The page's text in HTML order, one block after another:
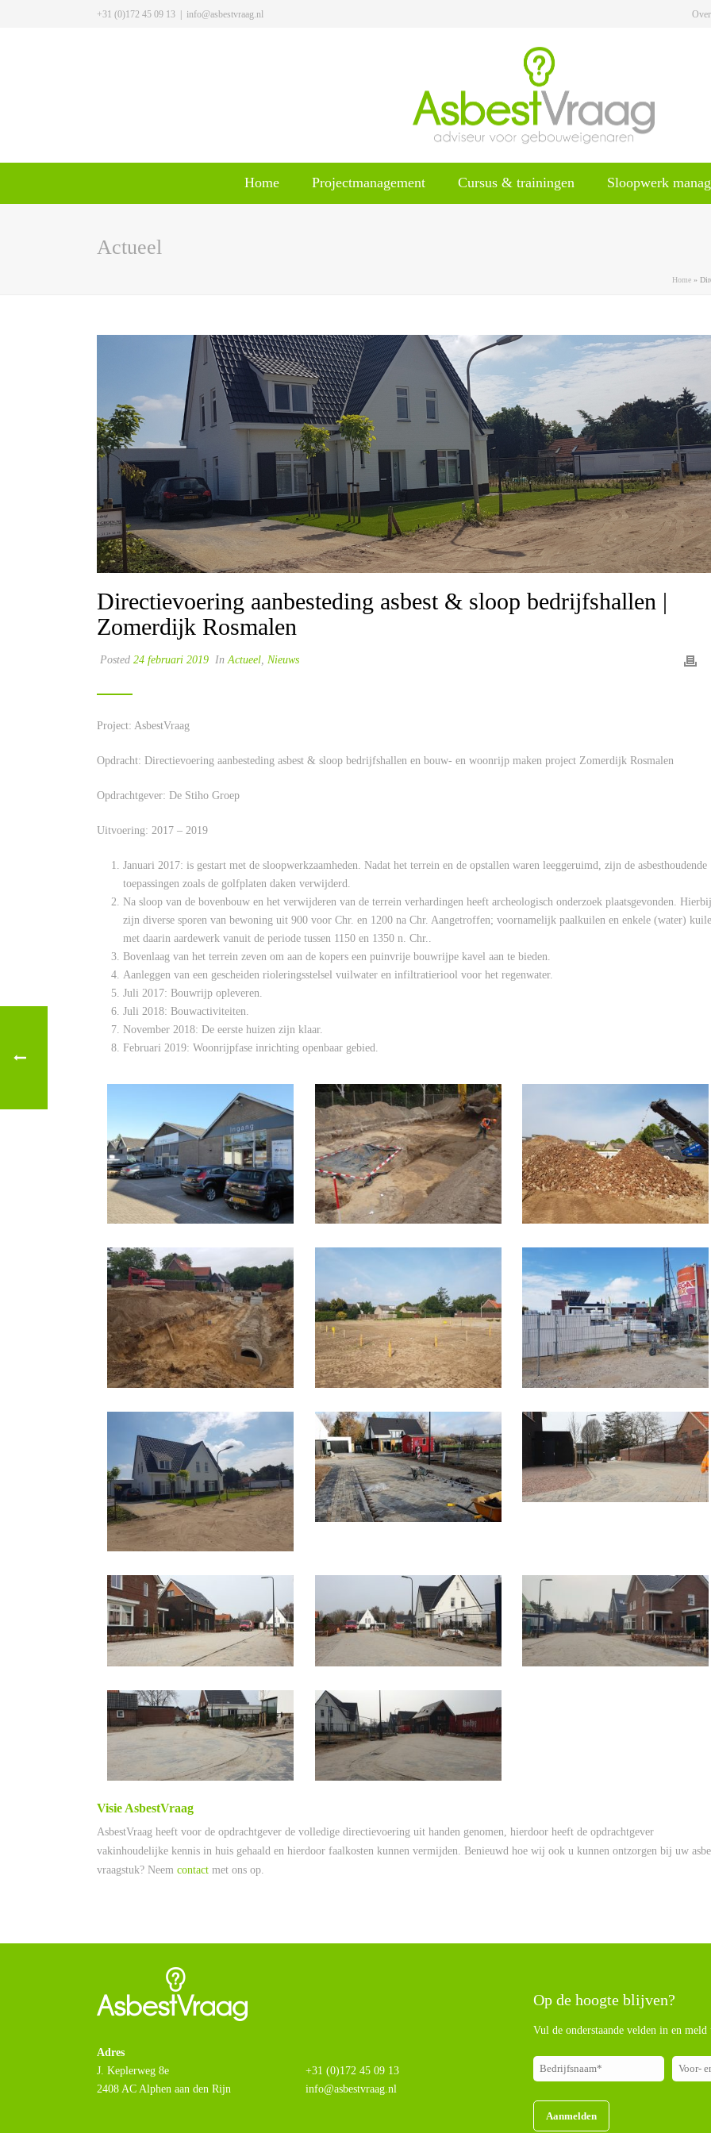
+31 (0)172 45 09 13 info@asbestvraag.nl
Home Projectmanagement Cursus & trainingen Sloopwerk
Actueel
Home »
Directievoering aanbesteding asbest & sloop bedrijfshallen |
Zomerdijk Rosmalen
Posted 24 februari 2019 InActueel, Nieuws
Project: AsbestVraag
Opdracht: Directievoering aanbesteding asbest & sloop bedrijfshallen en bouw- en woonrijp maken project Zomerdijk Rosmalen
Opdrachtgever: De Stiho Groep
Uitvoering: 2017 – 2019
Januari 2017: is gestart met de sloopwerkzaamheden. Nadat het terrein en de opstallen waren leeggeruimd, zijn de asbesthoudende
toepassingen zoals de golfplaten daken verwijderd.
Na sloop van de bovenbouw en het verwijderen van de terrein verhardingen heeft archeologisch onderzoek plaatsgevonden. Hierbij
zijn diverse sporen van bewoning uit 900 voor Chr. en 1200 na Chr. Aangetroffen; voornamelijk paalkuilen en enkele (water)
met daarin aardewerk vanuit de periode tussen 1150 en 1350 n. Chr..
Bovenlaag van het terrein zeven om aan de kopers een puinvrije bouwrijpe kavel aan te bieden.
Aanleggen van een gescheiden rioleringsstelsel vuilwater en infiltratieriool voor het regenwater.
Juli 2017: Bouwrijp opleveren.
Juli 2018: Bouwactiviteiten.
November 2018: De eerste huizen zijn klaar.
Februari 2019: Woonrijpfase inrichting openbaar gebied.
Visie AsbestVraag
AsbestVraag heeft voor de opdrachtgever de volledige directievoering uit handen genomen, hierdoor heeft de opdrachtgever
vakinhoudelijke kennis in huis gehaald en hierdoor faalkosten kunnen vermijden. Benieuwd hoe wij ook u kunnen ontzorgen bij uw
vraagstuk? Neem contact met ons op.
Adres
J. Keplerweg 8e
2408 AC Alphen aan den Rijn
+31 (0)172 45 09 13
info@asbestvraag.nl
Op de hoogte blijven?
Vul de onderstaande velden in en